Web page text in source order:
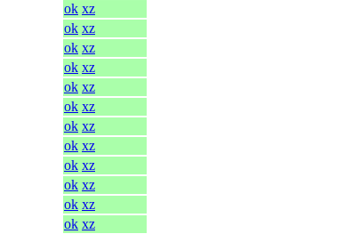
ok xz
ok xz
ok xz
ok xz
ok xz
ok xz
ok xz
ok xz
ok xz
ok xz
ok xz
ok xz